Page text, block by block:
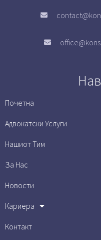
Почетна
Адвокатски Услуги
Нашиот Тим
За Нас
Новости
Кариера
Контакт